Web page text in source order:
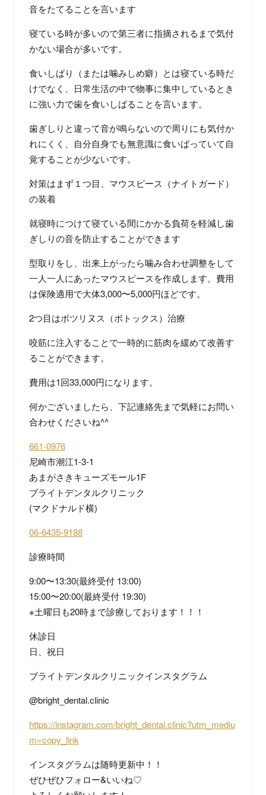
音をたてることを言います
寝ている時が多いので第三者に指摘されるまで気付
かない場合が多いです。
食いしばり（または噛みしめ癖）とは寝ている時だ
けでなく、日常生活の中で物事に集中しているとき
に強い力で歯を食いしばることを言います。
歯ぎしりと違って音が鳴らないので周りにも気付か
れにくく、自分自身でも無意識に食いばっていて自
覚することが少ないです。
対策はまず１つ目、マウスピース（ナイトガード）
の装着
就寝時につけて寝ている間にかかる負荷を軽減し歯
ぎしりの音を防止することができます
型取りをし、出来上がったら噛み合わせ調整をして
一人一人にあったマウスピースを作成します。費用
は保険適用で大体3,000〜5,000円ほどです。
2つ目はボツリヌス（ボトックス）治療
咬筋に注入することで一時的に筋肉を緩めて改善す
ることができます。
費用は1回33,000円になります。
何かございましたら、下記連絡先まで気軽にお問い
合わせくださいね^^
661-0976
尼崎市潮江1-3-1
あまがさきキューズモール1F
ブライトデンタルクリニック
(マクドナルド横)
06-6435-9188
診療時間
9:00〜13:30(最終受付13:00)
15:00〜20:00(最終受付19:30)
※土曜日も20時まで診療しております！！！
休診日
日、祝日
ブライトデンタルクリニックインスタグラム
@bright_dental.clinic
https://instagram.com/bright_dental.clinic?utm_mediu
m=copy_link
インスタグラムは随時更新中！！
ぜひぜひフォロー&いいね♡